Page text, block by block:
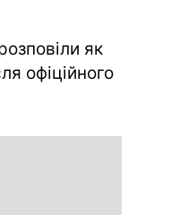
як
офіційного